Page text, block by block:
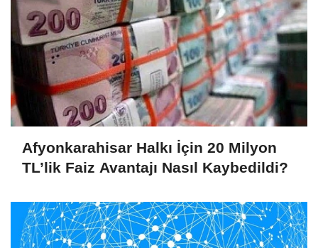
Afyonkarahisar Halkı İçin 20 Milyon
TL’lik Faiz Avantajı Nasıl Kaybedildi?